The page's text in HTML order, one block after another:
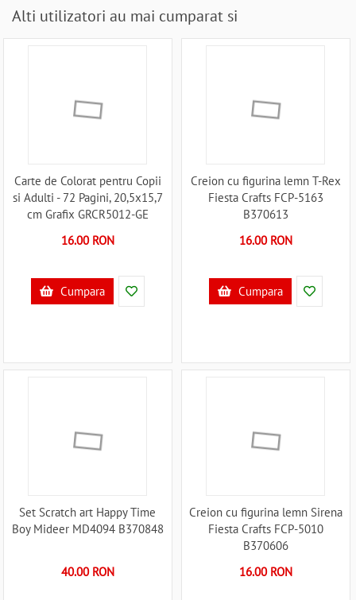
Alti utilizatori au mai cumparat si
Carte de Colorat pentru Copii
si Adulti - 72 Pagini, 20,5x15,7
cm Grafix GRCR5012-GE
16.00 RON
Cumpara
Creion cu figurina lemn T-Rex
Fiesta Crafts FCP-5163
B370613
16.00 RON
Cumpara
Set Scratch art Happy Time
Boy Mideer MD4094 B370848
40.00 RON
Creion cu figurina lemn Sirena
Fiesta Crafts FCP-5010
B370606
16.00 RON